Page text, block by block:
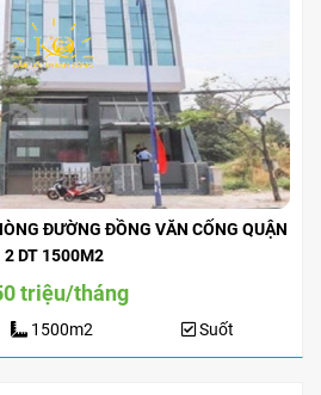
ĐƯỜNG ĐỒNG VĂN CỐNG QUẬN
2 DT 1500M2
triệu/tháng
1500m2 Suốt